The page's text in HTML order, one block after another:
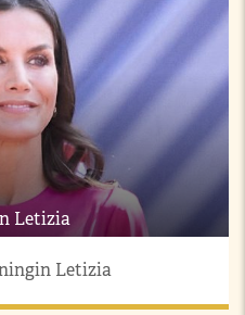
Letizia
Letizia